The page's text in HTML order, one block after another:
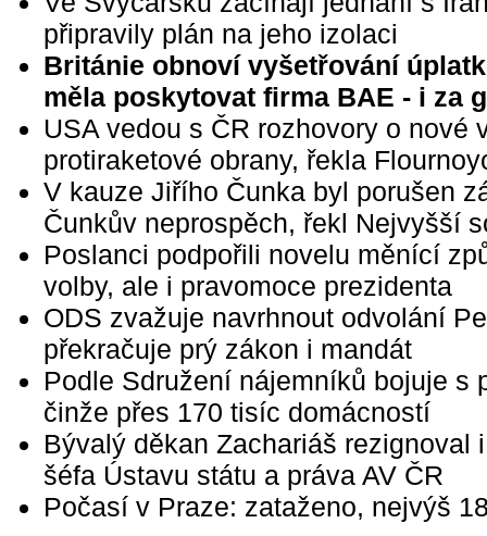
připravily plán na jeho izolaci
Británie obnoví vyšetřování
měla poskytovat firma BAE - i za
USA vedou s ČR rozhovory o nové
protiraketové obrany, řekla
V kauze Jiřího Čunka byl porušen
Čunkův neprospěch, řekl Nejvyšší
Poslanci podpořili novelu měnící
volby, ale i pravomoce prezidenta
ODS zvažuje navrhnout odvolání
překračuje prý zákon i mandát
Podle Sdružení nájemníků bojuje s
činže přes 170 tisíc domácností
Bývalý děkan Zachariáš rezignoval
šéfa Ústavu státu a práva AV ČR
Počasí v Praze: zataženo, nejvýš